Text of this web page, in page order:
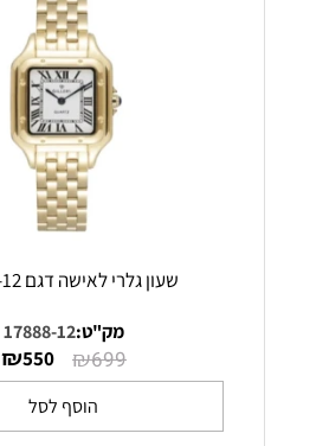
שעון גלרי לאישה דגם 17888-12
מק"ט:17888-12
₪699
₪550
הוסף לסל